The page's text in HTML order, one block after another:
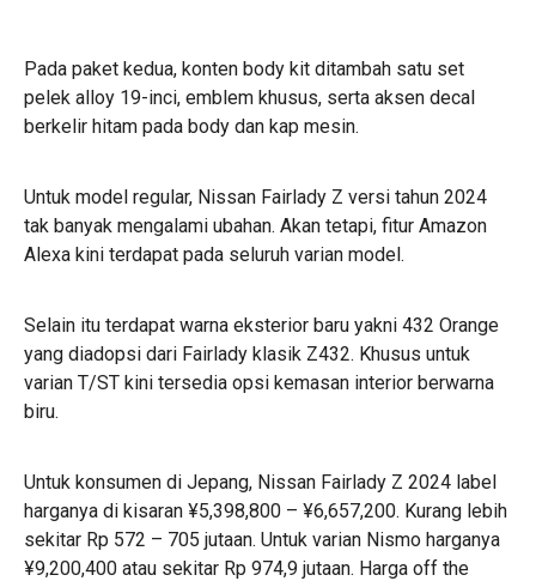
Pada paket kedua, konten body kit ditambah satu set
pelek alloy 19-inci, emblem khusus, serta aksen decal
berkelir hitam pada body dan kap mesin.
Untuk model regular, Nissan Fairlady Z versi tahun 2024
tak banyak mengalami ubahan. Akan tetapi, fitur Amazon
Alexa kini terdapat pada seluruh varian model.
Selain itu terdapat warna eksterior baru yakni 432 Orange
yang diadopsi dari Fairlady klasik Z432. Khusus untuk
varian T/ST kini tersedia opsi kemasan interior berwarna
biru.
Untuk konsumen di Jepang, Nissan Fairlady Z 2024 label
harganya di kisaran ¥5,398,800 – ¥6,657,200. Kurang lebih
sekitar Rp 572 – 705 jutaan. Untuk varian Nismo harganya
¥9,200,400 atau sekitar Rp 974,9 jutaan. Harga off the